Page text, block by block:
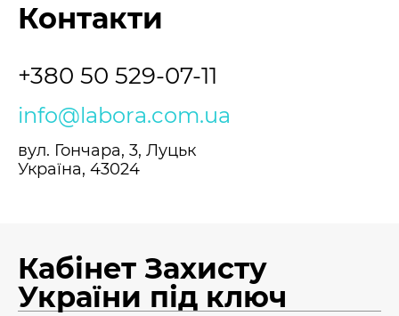
Контакти
+380 50 529-07-11
info@labora.com.ua
вул. Гончара, 3, Луцьк
Україна, 43024
Кабінет Захисту
України під ключ